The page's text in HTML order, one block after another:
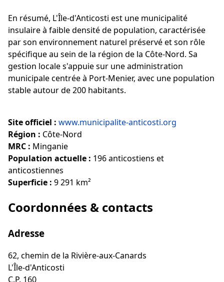
En résumé, L'Île-d'Anticosti est une municipalité
insulaire à faible densité de population, caractérisée
par son environnement naturel préservé et son rôle
spécifique au sein de la région de la Côte-Nord. Sa
gestion locale s'appuie sur une administration
municipale centrée à Port-Menier, avec une population
stable autour de 200 habitants.
Site officiel : www.municipalite-anticosti.org
Région : Côte-Nord
MRC : Minganie
Population actuelle : 196 anticostiens et
anticostiennes
Superficie : 9 291 km²
Coordonnées & contacts
Adresse
62, chemin de la Rivière-aux-Canards
L'Île-d'Anticosti
C.P. 160